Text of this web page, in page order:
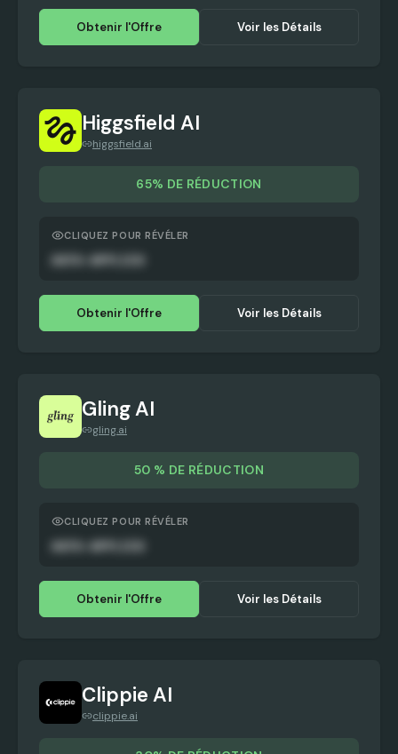
Obtenir l'Offre Voir les Détails
Higgsfield AI
higgsfield.ai
65% DE RÉDUCTION
CLIQUEZ POUR RÉVÉLER
Obtenir l'Offre Voir les Détails
Gling AI
gling.ai
50 % DE RÉDUCTION
CLIQUEZ POUR RÉVÉLER
Obtenir l'Offre Voir les Détails
Clippie AI
clippie.ai